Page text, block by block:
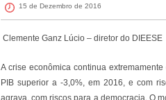
15 de Dezembro de 2016
Clemente Ganz Lúcio – diretor do DIEESE
A crise econômica continua
PIB superior a -3,0%, em 2016, e com
agrava, com riscos para a democracia. O